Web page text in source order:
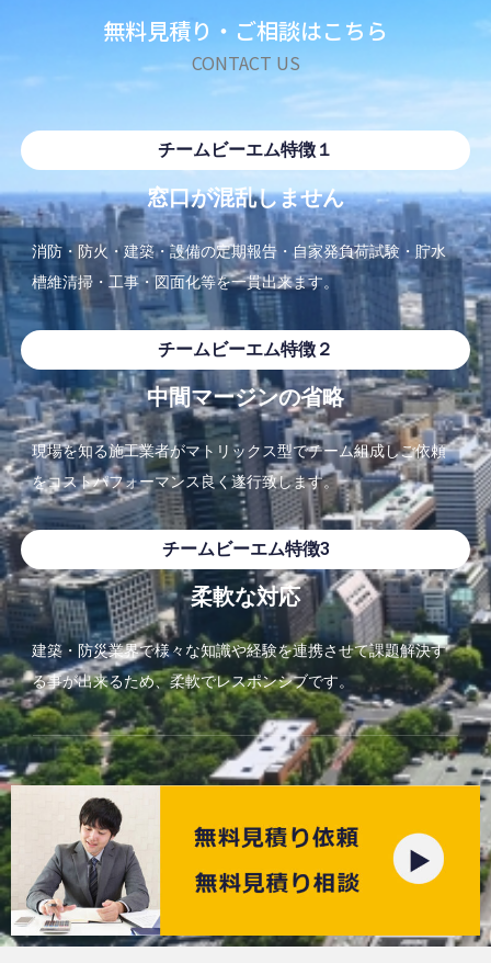
無料見積り・ご相談はこちら
CONTACT US
チームビーエム特徴１
窓口が混乱しません
消防・防火・建築・設備の定期報告・自家発負荷試験・ 貯水
槽維清掃・工事・図面化等を一貫出来ます。
チームビーエム特徴２
中間マージンの省略
現場を知る施工業者がマトリックス型でチーム組成しご依頼
をコストパフォーマンス良く遂行致します。
チームビーエム特徴3
柔軟な対応
建築・ 防災業界で様々な知識や経験を連携させて課題解決す
る事が出来るため、柔軟でレスポンシブです。